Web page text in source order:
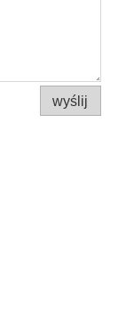
wyślij